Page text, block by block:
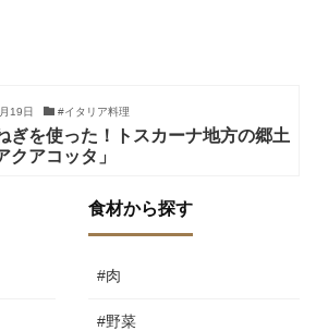
19日 #イタリア料理
ぎを使った！トスカーナ地方の郷土
クアコッタ」
食材から探す
#肉
#野菜